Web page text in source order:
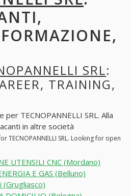
SRL:
TRAINING,
TECNOPANNELLI SRL. Alla
in altre società
TECNOPANNELLI SRL. Looking for open
UTENSILI CNC (Mordano)
E GAS (Belluno)
(Grugliasco)